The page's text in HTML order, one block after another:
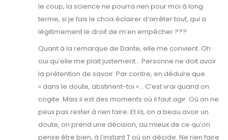
le coup, la science ne pourra rien pour moi à long
terme, si je fais le choix éclairer d’arrêter tout, qui a
légitimement le droit de m’en empêcher ???
Quant à la remarque de Dante, elle me convient. Oh
oui qu’elle me plait justement… Personne ne doit avoir
la prétention de savoir. Par contre, en déduire que
« dans le doute, abstinent-toi »… C’est vrai quand on
cogite. Mais il est des moments où il faut agir. Où on ne
peux pas rester à rien faire. Et là, on a beau avoir un
doute, on prend une décision, au mieux de ce qu’on
pense être bien, à l’instant T où on décide. Ne rien faire